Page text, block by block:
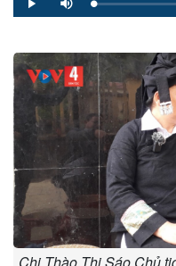
Play Mute Loaded:
0%
Progress:
0%